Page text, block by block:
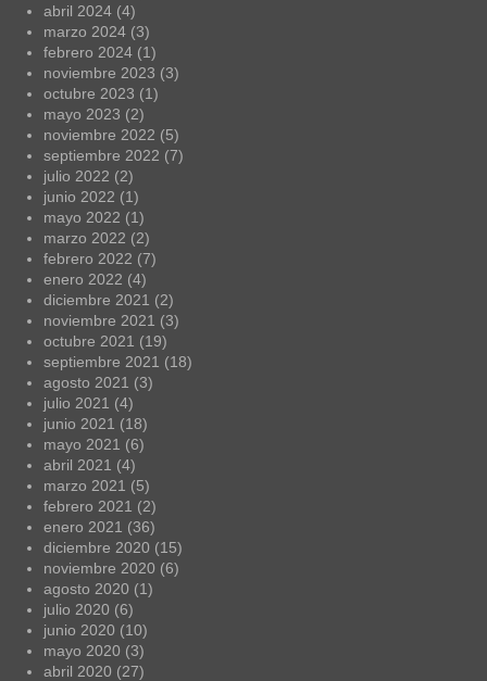
abril 2024 (4)
marzo 2024 (3)
febrero 2024 (1)
noviembre 2023 (3)
octubre 2023 (1)
mayo 2023 (2)
noviembre 2022 (5)
septiembre 2022 (7)
julio 2022 (2)
junio 2022 (1)
mayo 2022 (1)
marzo 2022 (2)
febrero 2022 (7)
enero 2022 (4)
diciembre 2021 (2)
noviembre 2021 (3)
octubre 2021 (19)
septiembre 2021 (18)
agosto 2021 (3)
julio 2021 (4)
junio 2021 (18)
mayo 2021 (6)
abril 2021 (4)
marzo 2021 (5)
febrero 2021 (2)
enero 2021 (36)
diciembre 2020 (15)
noviembre 2020 (6)
agosto 2020 (1)
julio 2020 (6)
junio 2020 (10)
mayo 2020 (3)
abril 2020 (27)